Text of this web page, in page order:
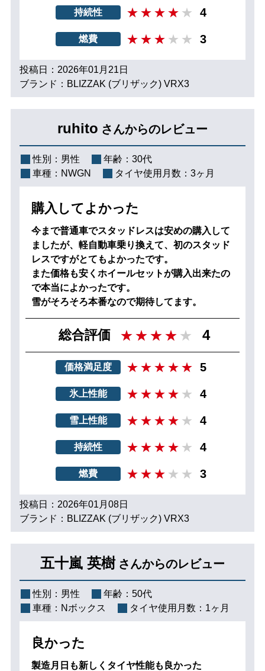
持続性 4
燃費 3
投稿日：2026年01月21日
ブランド：BLIZZAK (ブリザック) VRX3
ruhito さんからのレビュー
性別： 男性 年齢： 30代
車種： NWGN タイヤ使用月数： 3ヶ月
購入してよかった
今まで普通車でスタッドレスは安めの購入して
ましたが、軽自動車乗り換えて、初のスタッド
レスですがとてもよかったです。
また価格も安くホイールセットが購入出来たの
で本当によかったです。
雪がそろそろ本番なので期待してます。
総合評価 4
価格満足度 5
氷上性能 4
雪上性能 4
持続性 4
燃費 3
投稿日：2026年01月08日
ブランド：BLIZZAK (ブリザック) VRX3
五十嵐 英樹 さんからのレビュー
性別： 男性 年齢： 50代
車種： Nボックス タイヤ使用月数： 1ヶ月
良かった
製造月日も新しくタイヤ性能も良かった